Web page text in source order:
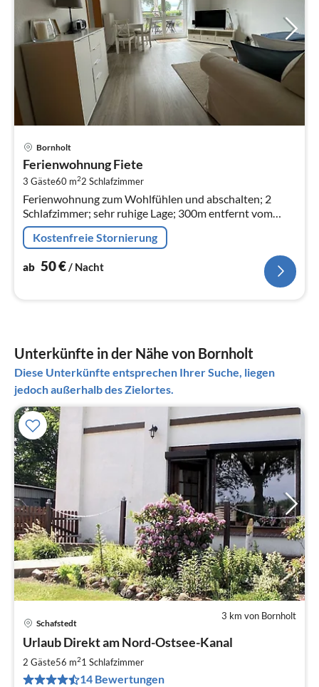
Bornholt
Ferienwohnung Fiete
3 Gäste60 m22 Schlafzimmer
Ferienwohnung zum Wohlfühlen und abschalten; 2
Schlafzimmer; sehr ruhige Lage; 300m entfernt vom
Nord-Ostsee-Kanal, mit Terrasse und eingezäuntem
Garten, Hunde Willkommen ohne Aufp...
Kostenfreie Stornierung
ab 50€/ Nacht
Unterkünfte in der Nähe von Bornholt
Diese Unterkünfte entsprechen Ihrer Suche, liegen
jedoch außerhalb des Zielortes.
3 km von Bornholt
Schafstedt
Urlaub Direkt am Nord-Ostsee-Kanal
2 Gäste56 m21 Schlafzimmer
14 Bewertungen